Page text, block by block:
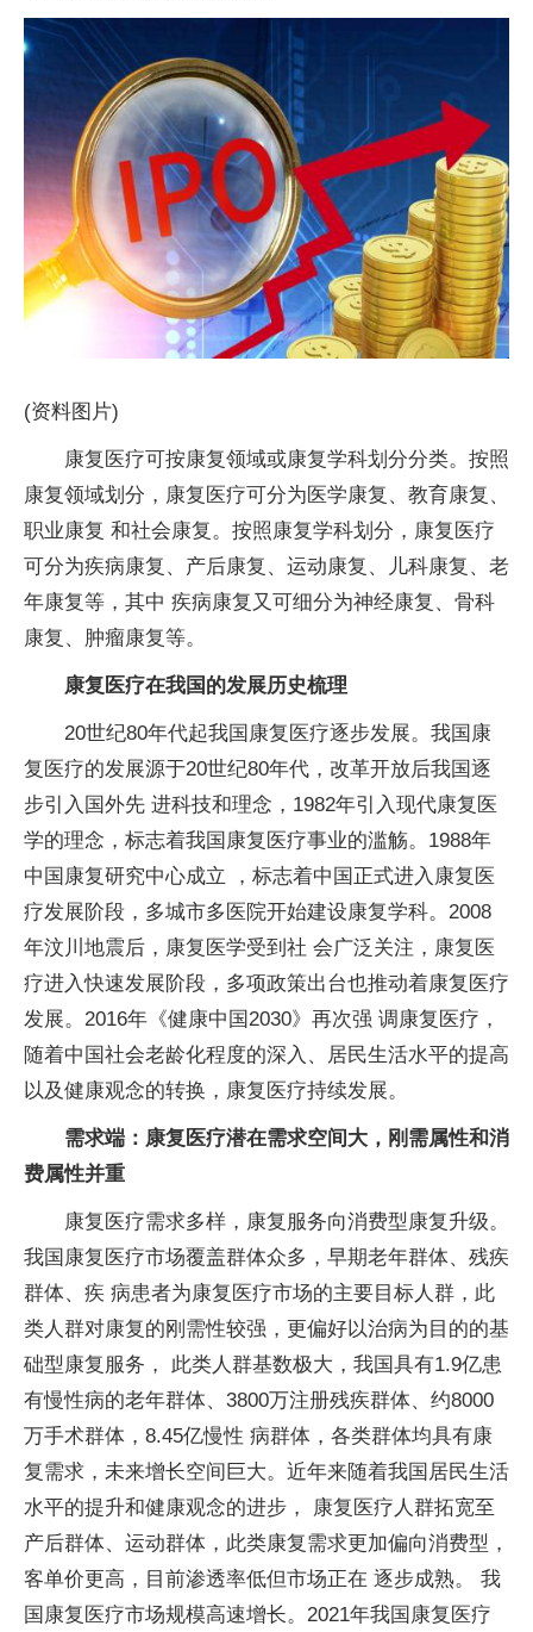
(资料图片)
康复医疗可按康复领域或康复学科划分分类。按照
康复领域划分，康复医疗可分为医学康复、教育康复、
职业康复 和社会康复。按照康复学科划分，康复医疗
可分为疾病康复、产后康复、运动康复、儿科康复、老
年康复等，其中 疾病康复又可细分为神经康复、骨科
康复、肿瘤康复等。
康复医疗在我国的发展历史梳理
20世纪80年代起我国康复医疗逐步发展。我国康
复医疗的发展源于20世纪80年代，改革开放后我国逐
步引入国外先 进科技和理念，1982年引入现代康复医
学的理念，标志着我国康复医疗事业的滥觞。1988年
中国康复研究中心成立 ，标志着中国正式进入康复医
疗发展阶段，多城市多医院开始建设康复学科。2008
年汶川地震后，康复医学受到社 会广泛关注，康复医
疗进入快速发展阶段，多项政策出台也推动着康复医疗
发展。2016年《健康中国2030》再次强 调康复医疗，
随着中国社会老龄化程度的深入、居民生活水平的提高
以及健康观念的转换，康复医疗持续发展。
需求端：康复医疗潜在需求空间大，刚需属性和消
费属性并重
康复医疗需求多样，康复服务向消费型康复升级。
我国康复医疗市场覆盖群体众多，早期老年群体、残疾
群体、疾 病患者为康复医疗市场的主要目标人群，此
类人群对康复的刚需性较强，更偏好以治病为目的的基
础型康复服务， 此类人群基数极大，我国具有1.9亿患
有慢性病的老年群体、3800万注册残疾群体、约8000
万手术群体，8.45亿慢性 病群体，各类群体均具有康
复需求，未来增长空间巨大。近年来随着我国居民生活
水平的提升和健康观念的进步， 康复医疗人群拓宽至
产后群体、运动群体，此类康复需求更加偏向消费型，
客单价更高，目前渗透率低但市场正在 逐步成熟。 我
国康复医疗市场规模高速增长。2021年我国康复医疗